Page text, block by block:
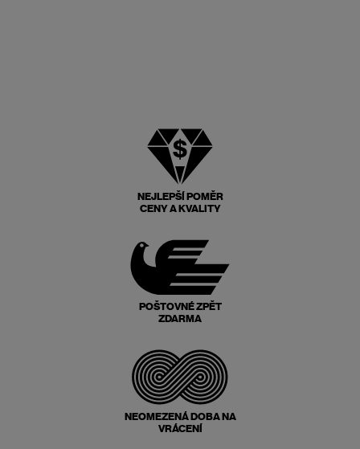
NEJLEPŠÍ POMĚR
CENY A KVALITY
POŠTOVNÉ ZPĚT
ZDARMA
NEOMEZENÁ DOBA NA
VRÁCENÍ